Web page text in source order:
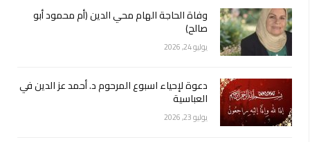
وفاة الحاجة الهام محي الدين (أم محمود أبو
صالح)
يوليو 24, 2026
دعوة لإحياء اسبوع المرحوم د. أحمد عز الدين في
العباسية
يوليو 23, 2026